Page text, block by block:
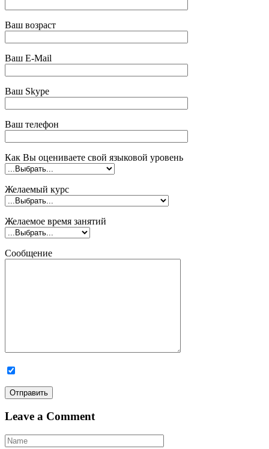
Ваш возраст
Ваш E-Mail
Ваш Skype
Ваш телефон
Как Вы оцениваете свой языковой уровень
Желаемый курс
Желаемое время занятий
Сообщение
Leave a Comment